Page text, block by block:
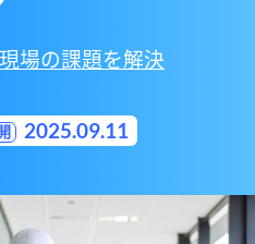
場の課題を解決
2025.09.11